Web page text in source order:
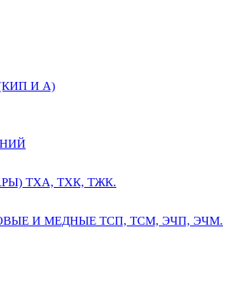
И А)
ТХА, ТХК, ТЖК.
И МЕДНЫЕ ТСП, ТСМ, ЭЧП, ЭЧМ.